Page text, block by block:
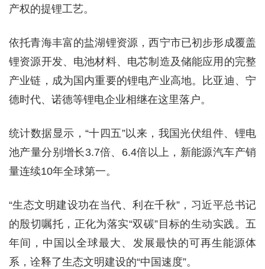
产权的提锂工艺。
依托青海丰富的盐湖锂资源，西宁市已初步形成覆盖
锂资源开发、电池材料、电芯制造及储能应用的完整
产业链，成为国内重要的锂电产业高地。比亚迪、宁
德时代、诺德等锂电企业相继在这里落户。
统计数据显示，“十四五”以来，我国光伏组件、锂电
池产量分别增长3.7倍、6.4倍以上，新能源汽车产销
量连续10年全球第一。
“生态文明建设功在当代、利在千秋”，习近平总书记
的殷切嘱托，正化为落实“双碳”目标的生动实践。五
年间，中国以全球最大、发展最快的可再生能源体
系，诠释了生态文明建设的“中国速度”。